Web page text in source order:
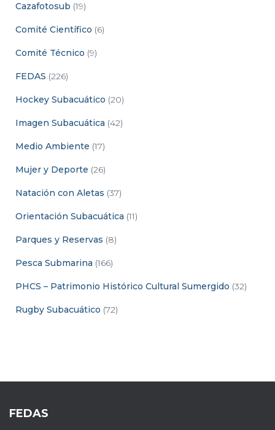
Cazafotosub (19)
Comité Científico (6)
Comité Técnico (9)
FEDAS (226)
Hockey Subacuático (20)
Imagen Subacuática (42)
Medio Ambiente (17)
Mujer y Deporte (26)
Natación con Aletas (37)
Orientación Subacuática (11)
Parques y Reservas (8)
Pesca Submarina (166)
PHCS – Patrimonio Histórico Cultural Sumergido (32)
Rugby Subacuático (72)
FEDAS